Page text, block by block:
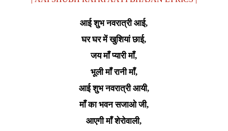
आई शुभ नवरात्री आई,
घर घर में खुशियां छाई,
जय माँ प्यारी माँ,
भूली माँ रानी माँ,
आई शुभ नवरात्री आयी,
माँ का भवन सजाओ जी,
आएगी माँ शेरोवाली,